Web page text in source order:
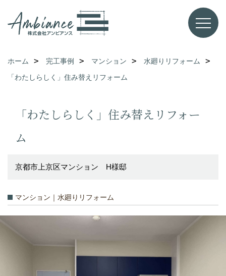
ホーム 完工事例 マンション
水廻りリフォーム
「わたしらしく」住み替えリフォーム
「わたしらしく」住み替えリフォー
ム
京都市上京区マンション H様邸
マンション｜水廻りリフォーム